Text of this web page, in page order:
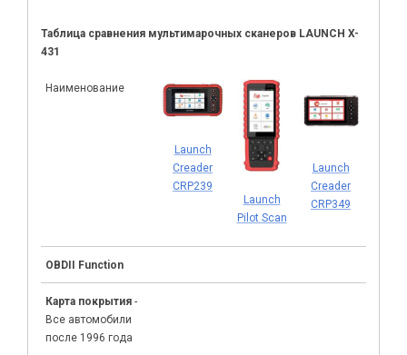
Таблица сравнения мультимарочных сканеров LAUNCH X-
431
Наименование
Launch
Creader
CRP239
Launch
Pilot Scan
Launch
Creader
CRP349
OBDII Function
Карта покрытия -
Все автомобили
после 1996 года